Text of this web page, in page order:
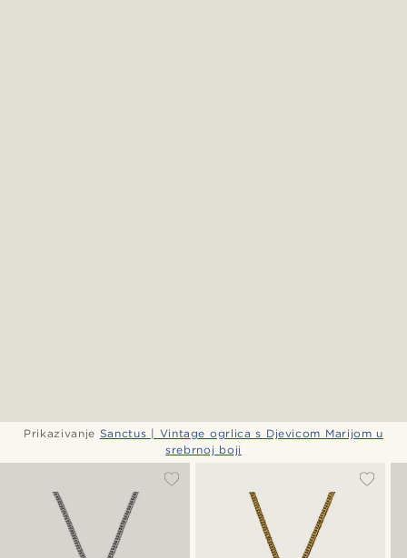
Prikazivanje Sanctus | Vintage ogrlica s Djevicom Marijom u
srebrnoj boji